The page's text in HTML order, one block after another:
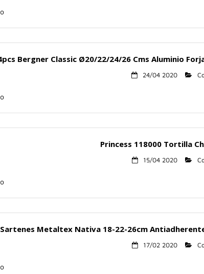
Bergner Classic Ø20/22/24/26 Cms Aluminio
24/04 2020
Princess 118000 Tortilla
15/04 2020
Sartenes Metaltex Nativa 18-22-26cm
17/02 2020